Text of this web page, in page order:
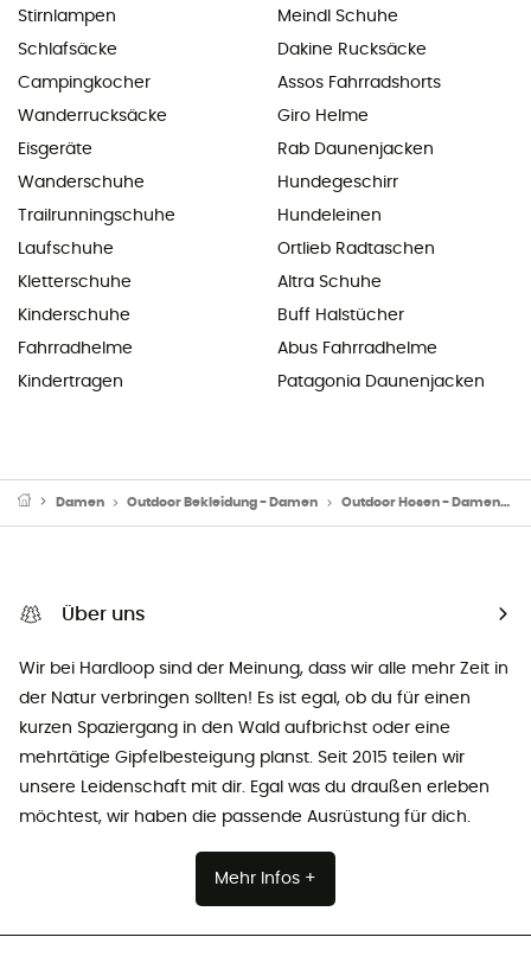
Stirnlampen
Schlafsäcke
Campingkocher
Wanderrucksäcke
Eisgeräte
Wanderschuhe
Trailrunningschuhe
Laufschuhe
Kletterschuhe
Kinderschuhe
Fahrradhelme
Kindertragen
Meindl Schuhe
Dakine Rucksäcke
Assos Fahrradshorts
Giro Helme
Rab Daunenjacken
Hundegeschirr
Hundeleinen
Ortlieb Radtaschen
Altra Schuhe
Buff Halstücher
Abus Fahrradhelme
Patagonia Daunenjacken
Damen Outdoor Bekleidung - Damen Outdoor Hosen - Damen
Über uns
Wir bei Hardloop sind der Meinung, dass wir alle mehr Zeit in
der Natur verbringen sollten! Es ist egal, ob du für einen
kurzen Spaziergang in den Wald aufbrichst oder eine
mehrtätige Gipfelbesteigung planst. Seit 2015 teilen wir
unsere Leidenschaft mit dir. Egal was du draußen erleben
möchtest, wir haben die passende Ausrüstung für dich.
Mehr Infos +